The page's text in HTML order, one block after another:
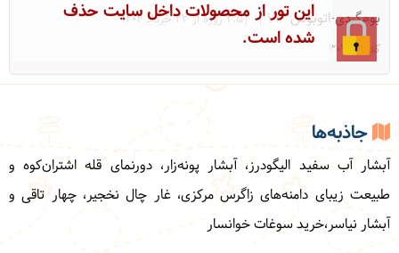
بوم‌گردی-اتوبوس VIP
|2.5 روزه از 22 خرداد 1404
کد: 30787
این تور از محصولات داخل سایت حذف
شده است.
جاذبه‌ها
آبشار آب سفید الیگودرز، آبشار پونه‌زار، دورنمای قله اشتران‌کوه و
طبیعت زیبای دامنه‌های زاگرس مرکزی، غار چال نخجیر، چهار تاقی و
آبشار نیاسر،خرید سوغات خوانسار